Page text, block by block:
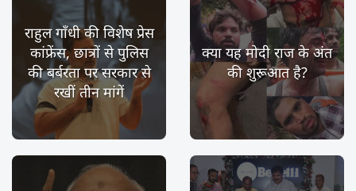
राहुल गाँधी की विशेष प्रेस
कांफ्रेंस, छात्रों से पुलिस
की बर्बरता पर सरकार से
रखीं तीन मांगें
क्या यह मोदी राज के अंत
की शुरूआत है?